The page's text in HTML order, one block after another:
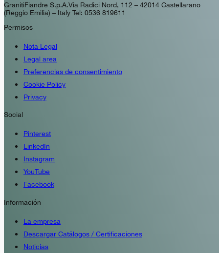
GranitiFiandre S.p.A. Via Radici Nord, 112 – 42014 Castellarano
(Reggio Emilia) – Italy Tel: 0536 819611
Permisos
Nota Legal
Legal area
Preferencias de consentimiento
Cookie Policy
Privacy
Social
Pinterest
LinkedIn
Instagram
YouTube
Facebook
Información
La empresa
Descargar Catálogos / Certificaciones
Noticias